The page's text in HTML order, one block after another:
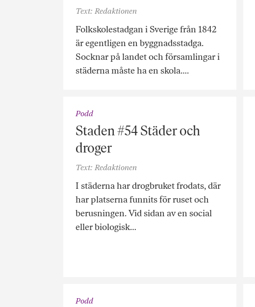
Text: Redaktionen
Folkskolestadgan i Sverige från 1842
är egentligen en byggnadsstadga.
Socknar på landet och församlingar i
städerna måste ha en skola….
Podd
Staden #54 Städer och
droger
Text: Redaktionen
I städerna har drogbruket frodats, där
har platserna funnits för ruset och
berusningen. Vid sidan av en social
eller biologisk…
Podd